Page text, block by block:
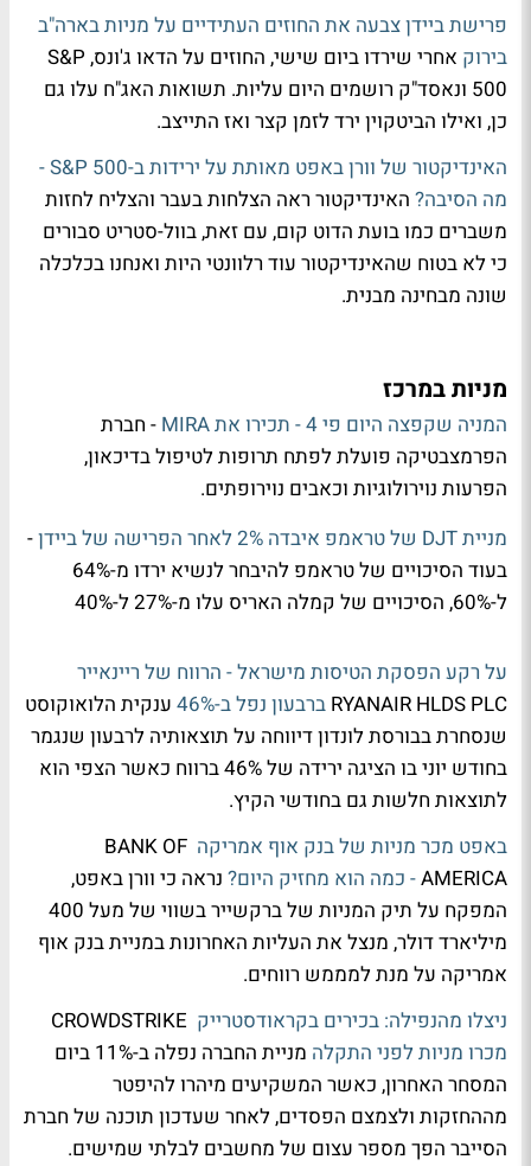
פרישת ביידן צבעה את החוזים העתידיים על מניות בארה"ב
בירוק
אחרי שירדו ביום שישי, החוזים על הדאו ג'ונס, S&P
500 ונאסד"ק רושמים היום עליות. תשואות האג"ח עלו גם
כן, ואילו הביטקוין ירד לזמן קצר ואז התייצב.
האינדיקטור של וורן באפט מאותת על ירידות ב-S&P 500 -
מה הסיבה? האינדיקטור ראה הצלחות בעבר והצליח לחזות
משברים כמו בועת הדוט קום, עם זאת, בוול-סטריט סבורים
כי לא בטוח שהאינדיקטור עוד רלוונטי היות ואנחנו בכלכלה
שונה מבחינה מבנית.
מניות במרכז
המניה שקפצה היום פי 4 - תכירו את MIRA
- חברת
הפרמצבטיקה פועלת לפתח תרופות לטיפול בדיכאון,
הפרעות נוירולוגיות וכאבים נוירופתים.
מניית DJT של טראמפ איבדה 2% לאחר הפרישה של ביידן
-
בעוד הסיכויים של טראמפ להיבחר לנשיא ירדו מ-64%
ל-60%, הסיכויים של קמלה האריס עלו מ-27% ל-40%
על רקע הפסקת הטיסות מישראל - הרווח של ריינאייר
RYANAIR HLDS PLC ברבעון נפל ב-46%
ענקית הלואוקוסט
שנסחרת בבורסת לונדון דיווחה על תוצאותיה לרבעון שנגמר
בחודש יוני בו הציגה ירידה של 46% ברווח כאשר הצפי הוא
לתוצאות חלשות גם בחודשי הקיץ.
באפט מכר מניות של בנק אוף אמריקה BANK OF
AMERICA- כמה הוא מחזיק היום? נראה כי וורן באפט,
המפקח על תיק המניות של ברקשייר בשווי של מעל 400
מיליארד דולר, מנצל את העליות האחרונות במניית בנק אוף
אמריקה על מנת למממש רווחים.
ניצלו מהנפילה: בכירים בקראודסטרייק
מכרו מניות לפני התקלה
מניית החברה נפלה ב-11% ביום
המסחר האחרון, כאשר המשקיעים מיהרו להיפטר
מההחזקות ולצמצם הפסדים, לאחר שעדכון תוכנה של חברת
הסייבר הפך מספר עצום של מחשבים לבלתי שמישים.